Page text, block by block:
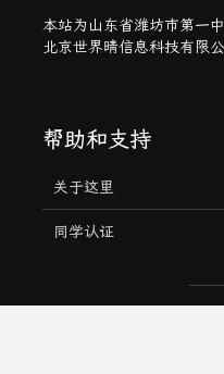
本站为山东省潍坊市第一
北京世界晴信息科技有限
帮助和支持
关于这里
同学认证